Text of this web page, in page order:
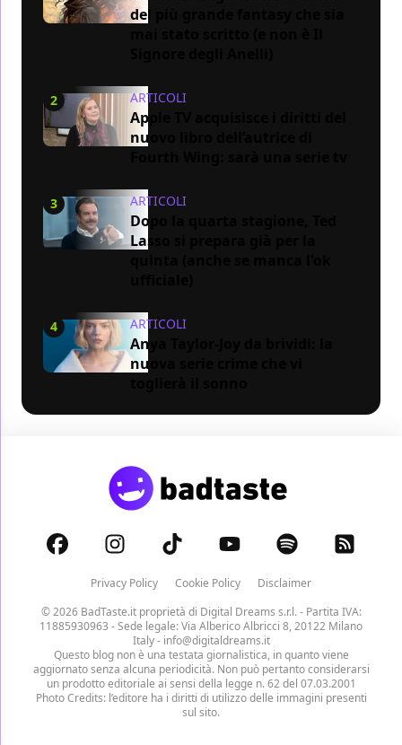
del più grande fantasy che sia
2 ARTICOLI
Apple TV acquisisce i diritti del
nuovo libro dell’autrice di
3 ARTICOLI
Dopo la quarta stagione, Ted
Lasso si prepara già per la
4 ARTICOLI
Anya Taylor-Joy da brividi: la
nuova serie crime che vi
Privacy Policy Cookie Policy
Disclaimer
© 2026 BadTaste.it proprietà di Digital Dreams s.r.l.- Partita IVA:
11885930963 - Sede legale: Via Alberico Albricci 8, 20122 Milano
Italy - info@digitaldreams.it
Questo blog non è una testata giornalistica, in quanto viene
aggiornato senza alcuna periodicità. Non può pertanto considerarsi
un prodotto editoriale ai sensi della legge n. 62 del 07.03.2001
Photo Credits: l’editore ha i diritti di utilizzo delle immagini presenti
sul sito.